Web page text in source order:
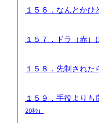
１５６．なんとか
１５７．ドラ（赤
１５８．先制され
１５９．手役より
20秒）